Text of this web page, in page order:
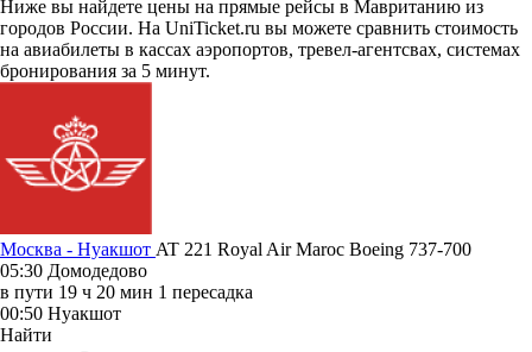
Ниже вы найдете цены на прямые рейсы в Мавританию из
городов России. На UniTicket.ru вы можете сравнить стоимость
на авиабилеты в кассах аэропортов, тревел-агентсвах, системах
бронирования за 5 минут.
Москва - Нуакшот AT 221 Royal Air Maroc Boeing 737-700
05:30 Домодедово
в пути 19 ч 20 мин 1 пересадка
00:50 Нуакшот
Найти